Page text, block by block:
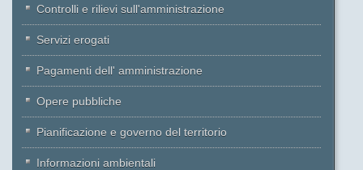
Controlli e rilievi sull'amministrazione
Servizi erogati
Pagamenti dell' amministrazione
Opere pubbliche
Pianificazione e governo del territorio
Informazioni ambientali